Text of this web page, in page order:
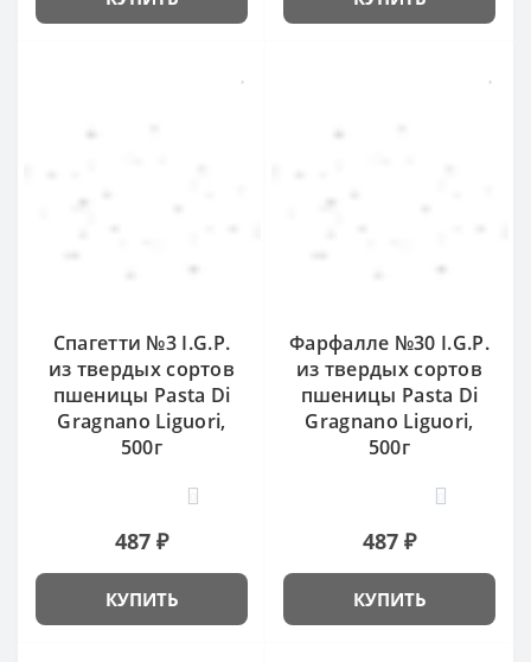
Спагетти №3 I.G.P.
из твердых сортов
пшеницы Pasta Di
Gragnano Liguori,
500г
487 ₽
КУПИТЬ
Фарфалле №30 I.G.P.
из твердых сортов
пшеницы Pasta Di
Gragnano Liguori,
500г
487 ₽
КУПИТЬ